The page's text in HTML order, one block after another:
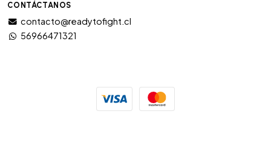
CONTÁCTANOS
contacto@readytofight.cl
56966471321